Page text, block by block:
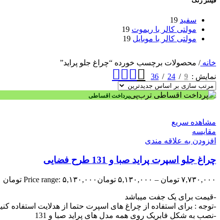
سفید 19
مولتی کالر با ریموت 19
مولتی کالر با موبایل 19
خانه/ محصولات برچسب خورده “چراغ جلو پراید”
نمایش
9
24
36
پرداخت اقساطی
مشاهده سریع
مقایسه
افزودن به علاقه مندی
چراغ جلو اسپرت پراید صبا و 131 طرح فضایی
۷,۷۳۰,۰۰۰ تومان – ۵,۱۳۰,۰۰۰ تومان Price range: ۵,۱۳۰,۰۰۰ تومان through ۷,۷۳۰,۰۰۰ تومان
-قیمت برای یک جفت میباشد
-توجه : برای استفاده از چراغ های اسپرت حتما از هدلایت استفاده
-نصب به شکل فابریک روی همه مدل های پراید صبا و 131